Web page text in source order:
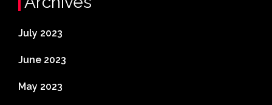
July 2023
June 2023
May 2023